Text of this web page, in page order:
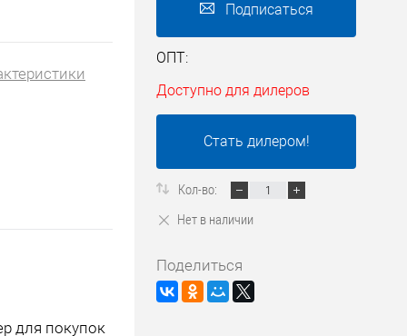
для покупок
Подписаться
ОПТ:
Доступно для дилеров
Стать дилером!
Кол-во:
Нет в наличии
Поделиться